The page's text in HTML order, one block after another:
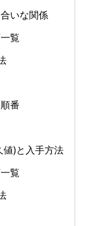
いな関係
覧
番
値)と入手方法
覧